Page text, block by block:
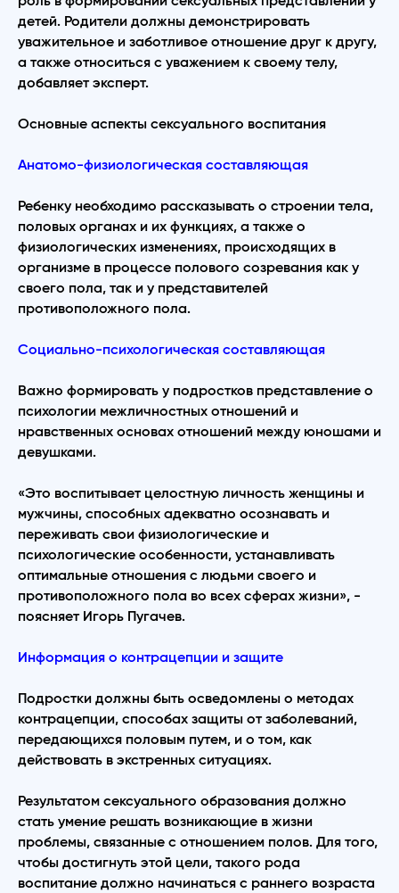
детей. Родители должны демонстрировать
уважительное и заботливое отношение друг к другу,
а также относиться с уважением к своему телу,
добавляет эксперт.
Основные аспекты сексуального воспитания
Анатомо-физиологическая составляющая
Ребенку необходимо рассказывать о строении тела,
половых органах и их функциях, а также о
физиологических изменениях, происходящих в
организме в процессе полового созревания как у
своего пола, так и у представителей
противоположного пола.
Социально-психологическая составляющая
Важно формировать у подростков представление о
психологии межличностных отношений и
нравственных основах отношений между юношами и
девушками.
«Это воспитывает целостную личность женщины и
мужчины, способных адекватно осознавать и
переживать свои физиологические и
психологические особенности, устанавливать
оптимальные отношения с людьми своего и
противоположного пола во всех сферах жизни», -
поясняет Игорь Пугачев.
Информация о контрацепции и защите
Подростки должны быть осведомлены о методах
контрацепции, способах защиты от заболеваний,
передающихся половым путем, и о том, как
действовать в экстренных ситуациях.
Результатом сексуального образования должно
стать умение решать возникающие в жизни
проблемы, связанные с отношением полов. Для того,
чтобы достигнуть этой̆ цели, такого рода
воспитание должно начинаться с раннего возраста